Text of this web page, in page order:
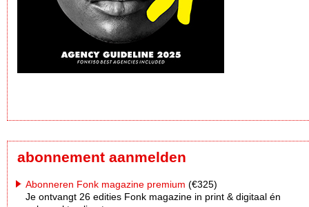
abonnement aanmelden
Abonneren Fonk magazine premium (€325)
Je ontvangt 26 edities Fonk magazine in print & digitaal én